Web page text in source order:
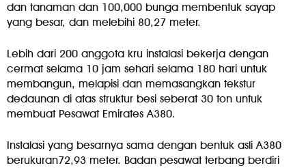
dan tanaman dan 100,000 bunga membentuk sayap
yang besar, dan melebihi 80,27 meter.
Lebih dari 200 anggota kru instalasi bekerja dengan
cermat selama 10 jam sehari selama 180 hari untuk
membangun, melapisi dan memasangkan tekstur
dedaunan di atas struktur besi seberat 30 ton untuk
membuat Pesawat Emirates A380.
Instalasi yang besarnya sama dengan bentuk asli A380
berukuran72,93 meter. Badan pesawat terbang berdiri